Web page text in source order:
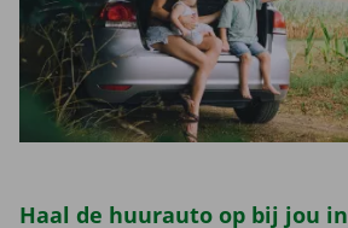
Haal de huurauto op bij jou